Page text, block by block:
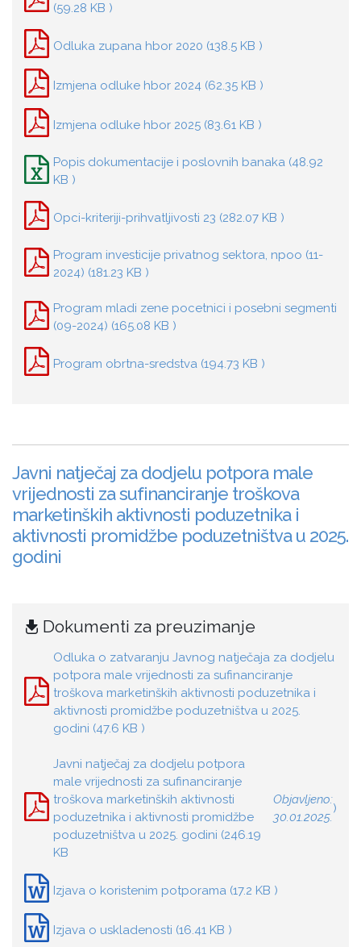
(59.28 KB )
Odluka zupana hbor 2020 (138.5 KB )
Izmjena odluke hbor 2024 (62.35 KB )
Izmjena odluke hbor 2025 (83.61 KB )
Popis dokumentacije i poslovnih banaka (48.92
KB )
Opci-kriteriji-prihvatljivosti 23 (282.07 KB )
Program investicije privatnog sektora, npoo (11-
2024) (181.23 KB )
Program mladi zene pocetnici i posebni segmenti
(09-2024) (165.08 KB )
Program obrtna-sredstva (194.73 KB )
Javni natječaj za dodjelu potpora male
vrijednosti za sufinanciranje troškova
marketinških aktivnosti poduzetnika i
aktivnosti promidžbe poduzetništva u 2025.
godini
Dokumenti za preuzimanje
Odluka o zatvaranju Javnog natječaja za dodjelu
potpora male vrijednosti za sufinanciranje
troškova marketinških aktivnosti poduzetnika i
aktivnosti promidžbe poduzetništva u 2025.
godini (47.6 KB )
Javni natječaj za dodjelu potpora
male vrijednosti za sufinanciranje
troškova marketinških aktivnosti
poduzetnika i aktivnosti promidžbe
poduzetništva u 2025. godini (246.19
KB
Objavljeno:
30.01.2025.
)
Izjava o koristenim potporama (17.2 KB )
Izjava o uskladenosti (16.41 KB )